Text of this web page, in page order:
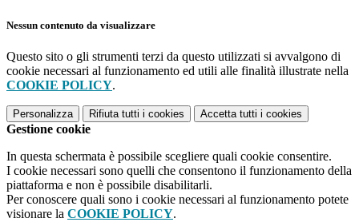
Nessun contenuto da visualizzare
Questo sito o gli strumenti terzi da questo utilizzati si avvalgono di
cookie necessari al funzionamento ed utili alle finalità illustrate nella
COOKIE POLICY.
Personalizza Rifiuta tutti i cookies Accetta tutti i cookies
Gestione cookie
In questa schermata è possibile scegliere quali cookie consentire.
I cookie necessari sono quelli che consentono il funzionamento della
piattaforma e non è possibile disabilitarli.
Per conoscere quali sono i cookie necessari al funzionamento potete
visionare la COOKIE POLICY.